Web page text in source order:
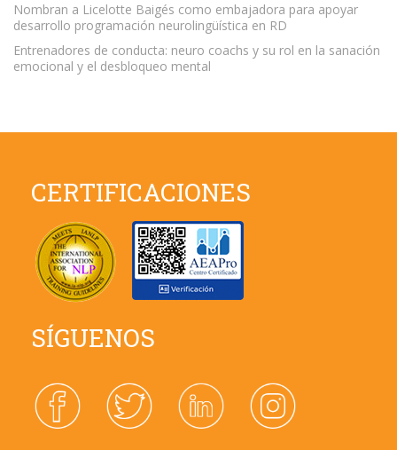
Nombran a Licelotte Baigés como embajadora para apoyar
desarrollo programación neurolingüística en RD
Entrenadores de conducta: neuro coachs y su rol en la sanación
emocional y el desbloqueo mental
CERTIFICACIONES
SÍGUENOS